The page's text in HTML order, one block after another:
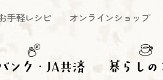
手軽レシピ オンラインショップ
ンク・JA共済 らしの